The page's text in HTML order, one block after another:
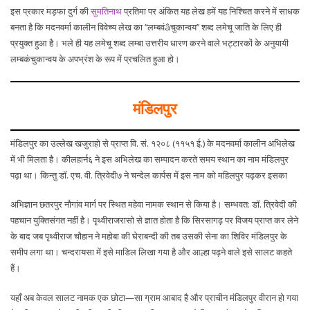
इस प्रकार मड़फा दुर्ग कीसुमतिनाथप्रतिमा पर अंकित यह लेख हमें यह निश्चित करने में साधक
बनता है कि मदनवर्मा कालीन विवेच्य लेख का ‘‘लम्बवंâचुकान्वय’’ शब्द लमेचू जाति के लिए ही
प्रयुक्त हुआ है। भले ही यह लमेचू शब्द लम्बा उत्तरीय धारण करने वाले भट्टारकों के अनुयायी
लम्बकंचुकान्वय के अपभ्रंश के रूप में प्रचलित हुआ हो।
मंडिलपुर
मंडिलपुर का उल्लेख खजुराहो से प्राप्त वि. सं. १२०८ (११५१ ई.) के मदनवर्मा कालीन अभिलेख
में भी मिलता है। कीलहार्न६ ने इस अभिलेख का सम्पादन करते समय स्थान का नाम मंडिलपुर
पढ़ा था। किन्तु डॉ. एच. वी. त्रिवेदी७ ने चन्देल कार्पस में इस नाम को महिलपुर पढ़कर इसका
अभिज्ञान छतरपुर नौगांव मार्ग पर स्थित महेवा नामक स्थान से किया है। सम्भवत: डॉ. त्रिवेदी की
पहचान युक्तिसंगत नहीं है। पृथ्वीराजरासो से ज्ञात होता है कि सिरसागढ़ पर विजय प्राप्त कर लेने
के बाद जब पृथ्वीराज चौहान ने महोबा की घेराबन्दी की तब उसकी सेना का शिविर मंडिलपुर के
समीप लगा था। चन्दरायसा में इसे माडिल लिखा गया है और आल्हा पढ़ने वाले इसे सालट कहते
हैं।
यहाँ अब केवल सालट नामक एक छोटा—सा ग्राम आबाद है और प्राचीन मंडिलपुर वीरान हो गया